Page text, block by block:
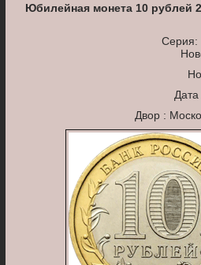
Юбилейная монета 10 рублей
Серия:
Двор :